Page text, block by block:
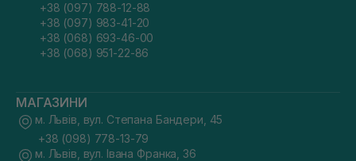
+38 (097) 788-12-88
+38 (097) 983-41-20
+38 (068) 693-46-00
+38 (068) 951-22-86
МАГАЗИНИ
м. Львів, вул. Степана Бандери, 45
+38 (098) 778-13-79
м. Львів, вул. Івана Франка, 36